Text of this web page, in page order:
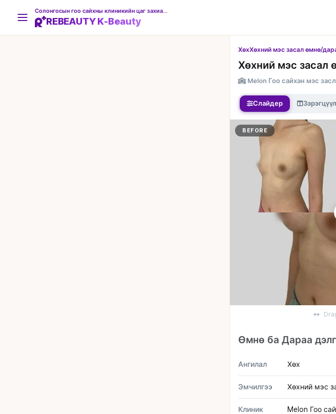
REBEAUTY K-Beauty
ХөхХөхний мэс засал өмнө/
Хөхний мэс засал
Melon Гоо сайхан мэс
Слайдер
BEFORE
Өмнө ба Дараа
Ангилал Хөх
Эмчилгээ Хөхний мэс
Клиник Melon Гоо